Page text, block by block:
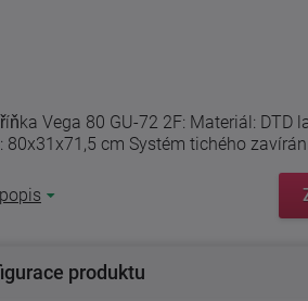
Vega 80 GU-72 2F: Materiál: DTD
80x31x71,5 cm Systém tichého
produktu